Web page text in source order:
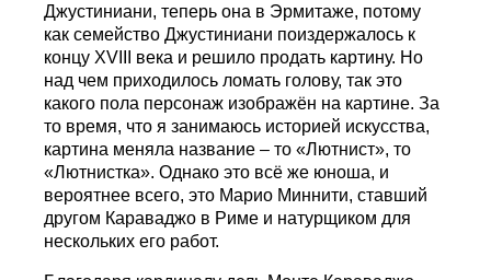
Джустиниани, теперь она в Эрмитаже, потому
как семейство Джустиниани поиздержалось к
концу XVIII века и решило продать картину. Но
над чем приходилось ломать голову, так это
какого пола персонаж изображён на картине. За
то время, что я занимаюсь историей искусства,
картина меняла название – то «Лютнист», то
«Лютнистка». Однако это всё же юноша, и
вероятнее всего, это Марио Миннити, ставший
другом Караваджо в Риме и натурщиком для
нескольких его работ.